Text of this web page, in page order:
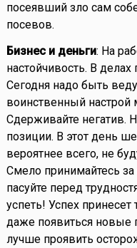
посеявший зло сам
посевов.
Бизнес и деньги: На
настойчивость. В
Сегодня надо быть
воинственный настрой
Сдерживайте негатив.
позиции. В этот день
вероятнее всего, не
Смело принимайтесь
пасуйте перед
успеть! Успех принесет
даже появиться новые
лучше проявить